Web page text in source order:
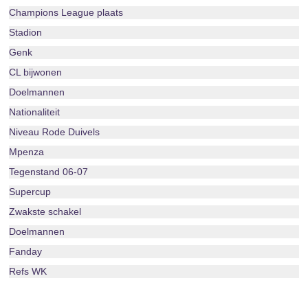
Champions League plaats
Stadion
Genk
CL bijwonen
Doelmannen
Nationaliteit
Niveau Rode Duivels
Mpenza
Tegenstand 06-07
Supercup
Zwakste schakel
Doelmannen
Fanday
Refs WK